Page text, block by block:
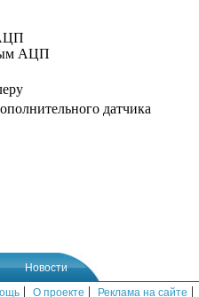
АЦП
датчика
Новости
| О проекте | Реклама на сайте |